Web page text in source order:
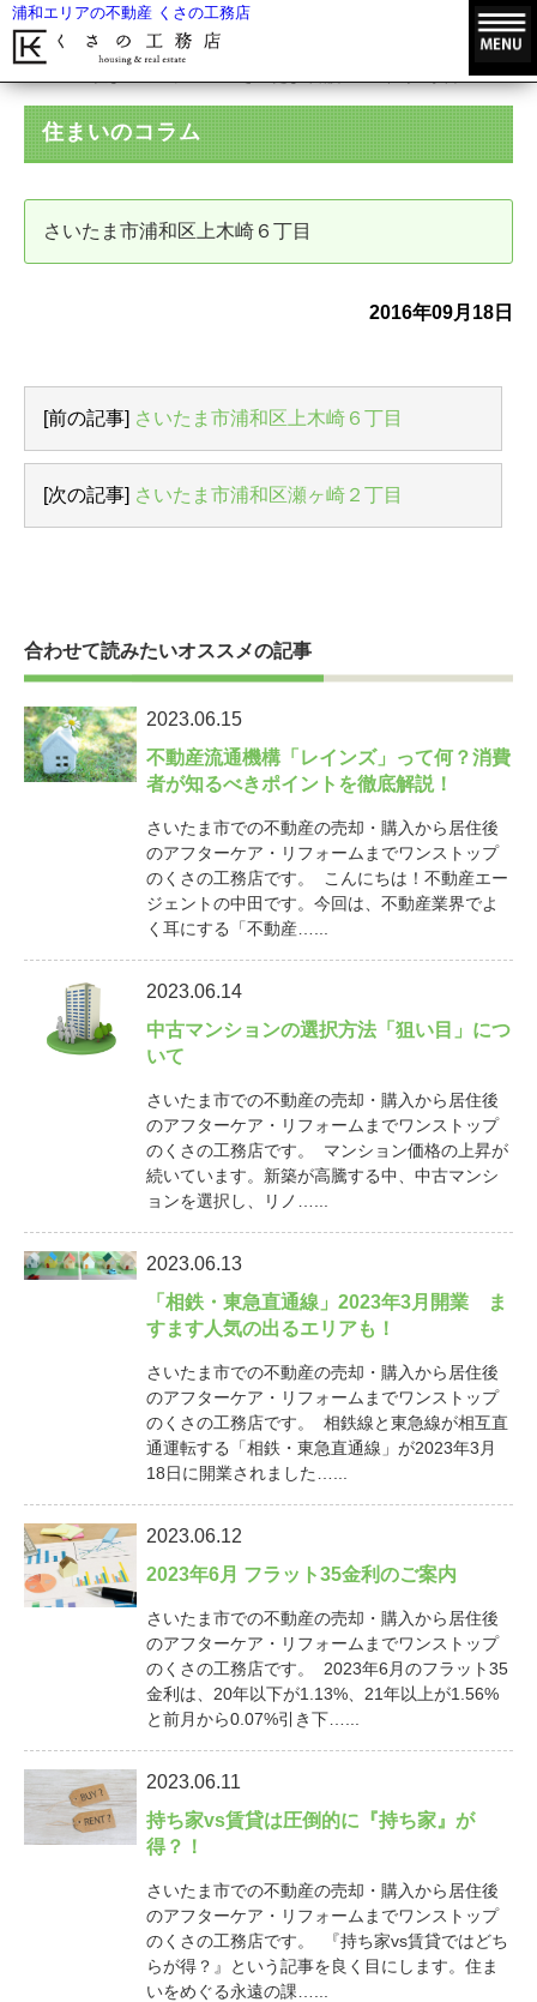
浦和エリアの不動産 くさの工務店
住まいのコラム
さいたま市浦和区上木崎６丁目
2016年09月18日
[前の記事] さいたま市浦和区上木崎６丁目
[次の記事] さいたま市浦和区瀬ヶ崎２丁目
合わせて読みたいオススメの記事
2023.06.15
不動産流通機構「レインズ」って何？消費
者が知るべきポイントを徹底解説！
さいたま市での不動産の売却・購入から居住後
のアフターケア・リフォームまでワンストップ
のくさの工務店です。 こんにちは！不動産エー
ジェントの中田です。今回は、不動産業界でよ
く耳にする「不動産…...
2023.06.14
中古マンションの選択方法「狙い目」につ
いて
さいたま市での不動産の売却・購入から居住後
のアフターケア・リフォームまでワンストップ
のくさの工務店です。 マンション価格の上昇が
続いています。新築が高騰する中、中古マンシ
ョンを選択し、リノ…...
2023.06.13
「相鉄・東急直通線」2023年3月開業 ま
すます人気の出るエリアも！
さいたま市での不動産の売却・購入から居住後
のアフターケア・リフォームまでワンストップ
のくさの工務店です。 相鉄線と東急線が相互直
通運転する「相鉄・東急直通線」が2023年3月
18日に開業されました…...
2023.06.12
2023年6月 フラット35金利のご案内
さいたま市での不動産の売却・購入から居住後
のアフターケア・リフォームまでワンストップ
のくさの工務店です。 2023年6月のフラット35
金利は、20年以下が1.13%、21年以上が1.56%
と前月から0.07%引き下…...
2023.06.11
持ち家vs賃貸は圧倒的に『持ち家』が
得？！
さいたま市での不動産の売却・購入から居住後
のアフターケア・リフォームまでワンストップ
のくさの工務店です。 『持ち家vs賃貸ではどち
らが得？』という記事を良く目にします。住ま
いをめぐる永遠の課…...